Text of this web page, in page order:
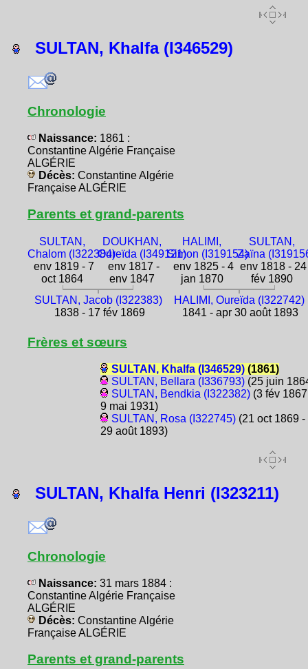
SULTAN, Khalfa (I346529)
Chronologie
Naissance: 1861 :
Constantine Algérie Française
ALGÉRIE
Décès: Constantine Algérie
Française ALGÉRIE
Parents et grand-parents
SULTAN,
Chalom (I322384)
env 1819 - 7
oct 1864
DOUKHAN,
Oureïda (I349121)
env 1817 -
env 1847
HALIMI,
Simon (I319154)
env 1825 - 4
jan 1870
SULTAN,
Zaïna
env 1818 - 24
fév 1890
SULTAN, Jacob (I322383)
1838 - 17 fév 1869
HALIMI, Oureïda (I322742)
1841 - apr 30 août 1893
Frères et sœurs
SULTAN, Khalfa (I346529)(1861)
SULTAN, Bellara (I336793)(25 juin
SULTAN, Bendkia (I322382)(3 fév
9 mai 1931)
SULTAN, Rosa (I322745)(21 oct 1869 -
29 août 1893)
SULTAN, Khalfa Henri (I323211)
Chronologie
Naissance: 31 mars 1884 :
Constantine Algérie Française
ALGÉRIE
Décès: Constantine Algérie
Française ALGÉRIE
Parents et grand-parents